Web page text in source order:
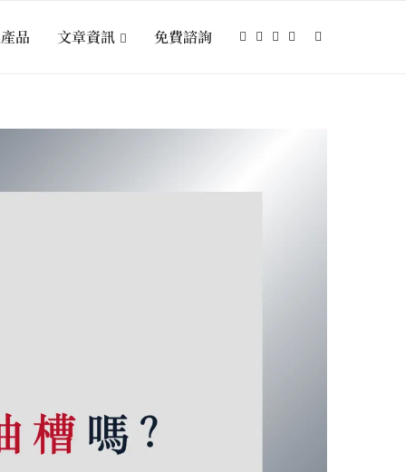
品 文章資訊 免費諮詢